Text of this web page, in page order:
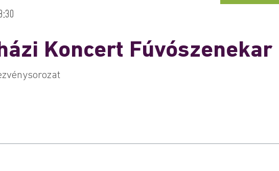
Koncert Fúvószenekar